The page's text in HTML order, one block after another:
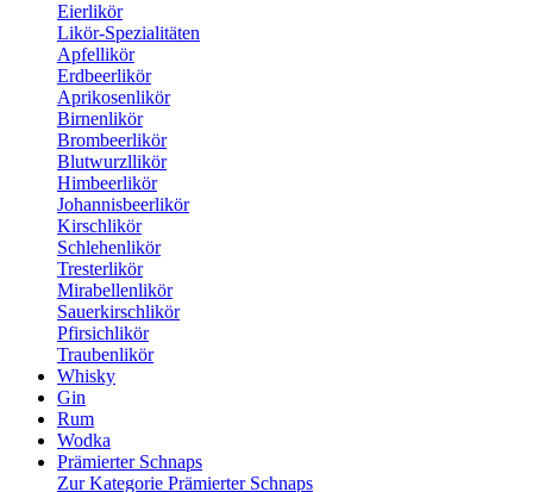
Eierlikör
Likör-Spezialitäten
Apfellikör
Erdbeerlikör
Aprikosenlikör
Birnenlikör
Brombeerlikör
Blutwurzllikör
Himbeerlikör
Johannisbeerlikör
Kirschlikör
Schlehenlikör
Tresterlikör
Mirabellenlikör
Sauerkirschlikör
Pfirsichlikör
Traubenlikör
Whisky
Gin
Rum
Wodka
Prämierter Schnaps
Zur Kategorie Prämierter Schnaps